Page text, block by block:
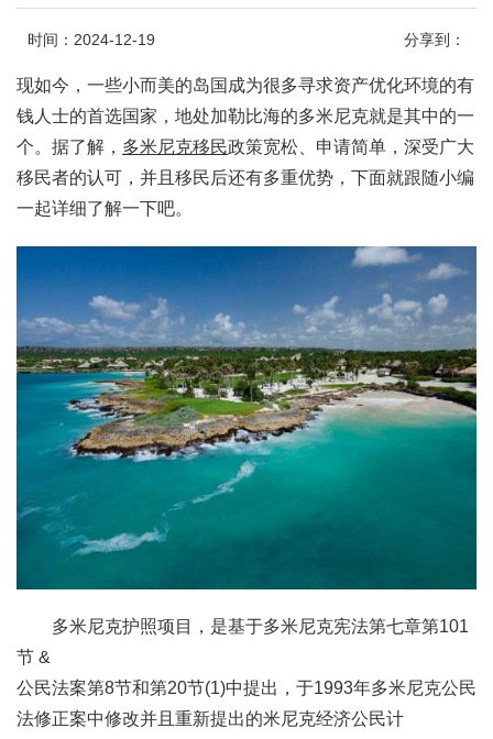
时间：2024-12-19 分享到：
现如今，一些小而美的岛国成为很多寻求资产优化环境的有
钱人士的首选国家，地处加勒比海的多米尼克就是其中的一
个。据了解， 多米尼克移民政策宽松、申请简单，深受广大
移民者的认可，并且移民后还有多重优势，下面就跟随小编
一起详细了解一下吧。
多米尼克护照项目，是基于多米尼克宪法第七章第101
节 &
公民法案第8节和第20节(1)中提出，于1993年多米尼克公民
法修正案中修改并且重新提出的米尼克经济公民计